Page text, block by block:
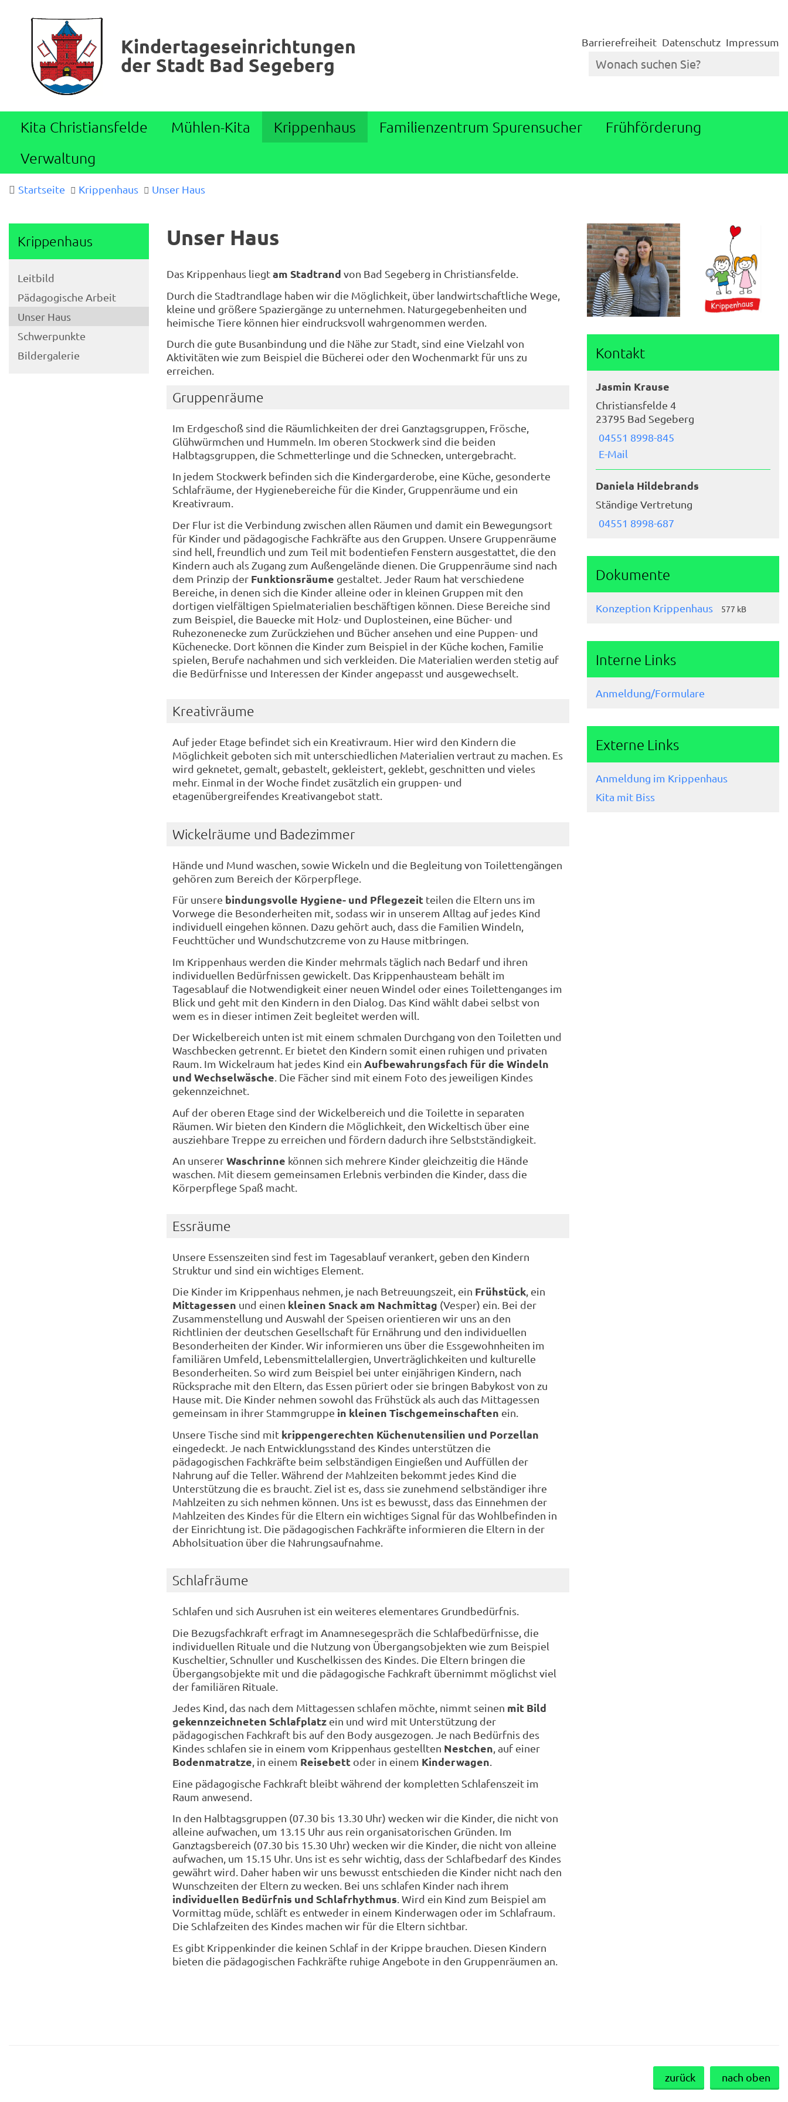
Kindertageseinrichtungen
der Stadt Bad Segeberg
Barrierefreiheit Datenschutz Impressum
Kita Christiansfelde Mühlen-Kita Krippenhaus Familienzentrum Spurensucher
Frühförderung
Verwaltung
Startseite Krippenhaus Unser Haus
Krippenhaus
Leitbild
Pädagogische Arbeit
Unser Haus
Schwerpunkte
Bildergalerie
Unser Haus
Das Krippenhaus liegtam Stadtrand von Bad Segeberg in Christiansfelde.
Durch die Stadtrandlage haben wir die Möglichkeit, über landwirtschaftliche Wege,
kleine und größere Spaziergänge zu unternehmen. Naturgegebenheiten und
heimische Tiere können hier eindrucksvoll wahrgenommen werden.
Durch die gute Busanbindung und die Nähe zur Stadt, sind eine Vielzahl von
Aktivitäten wie zum Beispiel die Bücherei oder den Wochenmarkt für uns zu
erreichen.
Gruppenräume
Im Erdgeschoß sind die Räumlichkeiten der drei Ganztagsgruppen, Frösche,
Glühwürmchen und Hummeln. Im oberen Stockwerk sind die beiden
Halbtagsgruppen, die Schmetterlinge und die Schnecken, untergebracht.
In jedem Stockwerk befinden sich die Kindergarderobe, eine Küche, gesonderte
Schlafräume, der Hygienebereiche für die Kinder, Gruppenräume und ein
Kreativraum.
Der Flur ist die Verbindung zwischen allen Räumen und damit ein Bewegungsort
für Kinder und pädagogische Fachkräfte aus den Gruppen. Unsere Gruppenräume
sind hell, freundlich und zum Teil mit bodentiefen Fenstern ausgestattet, die den
Kindern auch als Zugang zum Außengelände dienen. Die Gruppenräume sind nach
dem Prinzip der Funktionsräume gestaltet. Jeder Raum hat verschiedene
Bereiche, in denen sich die Kinder alleine oder in kleinen Gruppen mit den
dortigen vielfältigen Spielmaterialien beschäftigen können. Diese Bereiche sind
zum Beispiel, die Bauecke mit Holz- und Duplosteinen, eine Bücher- und
Ruhezonenecke zum Zurückziehen und Bücher ansehen und eine Puppen- und
Küchenecke. Dort können die Kinder zum Beispiel in der Küche kochen, Familie
spielen, Berufe nachahmen und sich verkleiden. Die Materialien werden stetig auf
die Bedürfnisse und Interessen der Kinder angepasst und ausgewechselt.
Kreativräume
Auf jeder Etage befindet sich ein Kreativraum. Hier wird den Kindern die
Möglichkeit geboten sich mit unterschiedlichen Materialien vertraut zu machen. Es
wird geknetet, gemalt, gebastelt, gekleistert, geklebt, geschnitten und vieles
mehr. Einmal in der Woche findet zusätzlich ein gruppen- und
etagenübergreifendes Kreativangebot statt.
Wickelräume und Badezimmer
Hände und Mund waschen, sowie Wickeln und die Begleitung von Toilettengängen
gehören zum Bereich der Körperpflege.
Für unsere bindungsvolle Hygiene- und Pflegezeit teilen die Eltern uns im
Vorwege die Besonderheiten mit, sodass wir in unserem Alltag auf jedes Kind
individuell eingehen können. Dazu gehört auch, dass die Familien Windeln,
Feuchttücher und Wundschutzcreme von zu Hause mitbringen.
Im Krippenhaus werden die Kinder mehrmals täglich nach Bedarf und ihren
individuellen Bedürfnissen gewickelt. Das Krippenhausteam behält im
Tagesablauf die Notwendigkeit einer neuen Windel oder eines Toilettenganges im
Blick und geht mit den Kindern in den Dialog. Das Kind wählt dabei selbst von
wem es in dieser intimen Zeit begleitet werden will.
Der Wickelbereich unten ist mit einem schmalen Durchgang von den Toiletten und
Waschbecken getrennt. Er bietet den Kindern somit einen ruhigen und privaten
Raum. Im Wickelraum hat jedes Kind ein Aufbewahrungsfach für die Windeln
und Wechselwäsche . Die Fächer sind mit einem Foto des jeweiligen Kindes
gekennzeichnet.
Auf der oberen Etage sind der Wickelbereich und die Toilette in separaten
Räumen. Wir bieten den Kindern die Möglichkeit, den Wickeltisch über eine
ausziehbare Treppe zu erreichen und fördern dadurch ihre Selbstständigkeit.
An unsererWaschrinne können sich mehrere Kinder gleichzeitig die Hände
waschen. Mit diesem gemeinsamen Erlebnis verbinden die Kinder, dass die
Körperpflege Spaß macht.
Essräume
Unsere Essenszeiten sind fest im Tagesablauf verankert, geben den Kindern
Struktur und sind ein wichtiges Element.
Die Kinder im Krippenhaus nehmen, je nach Betreuungszeit, ein Frühstück, ein
Mittagessen und einen kleinen Snack am Nachmittag (Vesper) ein. Bei der
Zusammenstellung und Auswahl der Speisen orientieren wir uns an den
Richtlinien der deutschen Gesellschaft für Ernährung und den individuellen
Besonderheiten der Kinder. Wir informieren uns über die Essgewohnheiten im
familiären Umfeld, Lebensmittelallergien, Unverträglichkeiten und kulturelle
Besonderheiten. So wird zum Beispiel bei unter einjährigen Kindern, nach
Rücksprache mit den Eltern, das Essen püriert oder sie bringen Babykost von zu
Hause mit. Die Kinder nehmen sowohl das Frühstück als auch das Mittagessen
gemeinsam in ihrer Stammgruppe in kleinen Tischgemeinschaften ein.
Unsere Tische sind mit krippengerechten Küchenutensilien und Porzellan
eingedeckt. Je nach Entwicklungsstand des Kindes unterstützen die
pädagogischen Fachkräfte beim selbständigen Eingießen und Auffüllen der
Nahrung auf die Teller. Während der Mahlzeiten bekommt jedes Kind die
Unterstützung die es braucht. Ziel ist es, dass sie zunehmend selbständiger ihre
Mahlzeiten zu sich nehmen können. Uns ist es bewusst, dass das Einnehmen der
Mahlzeiten des Kindes für die Eltern ein wichtiges Signal für das Wohlbefinden in
der Einrichtung ist. Die pädagogischen Fachkräfte informieren die Eltern in der
Abholsituation über die Nahrungsaufnahme.
Schlafräume
Schlafen und sich Ausruhen ist ein weiteres elementares Grundbedürfnis.
Die Bezugsfachkraft erfragt im Anamnesegespräch die Schlafbedürfnisse, die
individuellen Rituale und die Nutzung von Übergangsobjekten wie zum Beispiel
Kuscheltier, Schnuller und Kuschelkissen des Kindes. Die Eltern bringen die
Übergangsobjekte mit und die pädagogische Fachkraft übernimmt möglichst viel
der familiären Rituale.
Jedes Kind, das nach dem Mittagessen schlafen möchte, nimmt seinen mit Bild
gekennzeichneten Schlafplatzein und wird mit Unterstützung der
pädagogischen Fachkraft bis auf den Body ausgezogen. Je nach Bedürfnis des
Kindes schlafen sie in einem vom Krippenhaus gestellten Nestchen , auf einer
Bodenmatratze , in einem Reisebett oder in einem Kinderwagen
Eine pädagogische Fachkraft bleibt während der kompletten Schlafenszeit im
Raum anwesend.
In den Halbtagsgruppen (07.30 bis 13.30 Uhr) wecken wir die Kinder, die nicht von
alleine aufwachen, um 13.15 Uhr aus rein organisatorischen Gründen. Im
Ganztagsbereich (07.30 bis 15.30 Uhr) wecken wir die Kinder, die nicht von alleine
aufwachen, um 15.15 Uhr. Uns ist es sehr wichtig, dass der Schlafbedarf des Kindes
gewährt wird. Daher haben wir uns bewusst entschieden die Kinder nicht nach den
Wunschzeiten der Eltern zu wecken. Bei uns schlafen Kinder nach ihrem
individuellen Bedürfnis und Schlafrhythmus . Wird ein Kind zum Beispiel am
Vormittag müde, schläft es entweder in einem Kinderwagen oder im Schlafraum.
Die Schlafzeiten des Kindes machen wir für die Eltern sichtbar.
Es gibt Krippenkinder die keinen Schlaf in der Krippe brauchen. Diesen Kindern
bieten die pädagogischen Fachkräfte ruhige Angebote in den Gruppenräumen an.
Kontakt
Jasmin Krause
Christiansfelde 4
23795 Bad Segeberg
04551 8998-845
E-Mail
Daniela Hildebrands
Ständige Vertretung
04551 8998-687
Dokumente
Konzeption Krippenhaus 577 kB
Interne Links
Anmeldung/Formulare
Externe Links
Anmeldung im Krippenhaus
Kita mit Biss
nach oben
zurück